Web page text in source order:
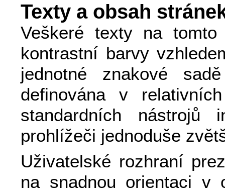
Texty a obsah
Veškeré texty na
kontrastní barvy
jednotné znakové
definována v
standardních nástrojů
prohlížeči jednoduše
Uživatelské rozhraní
na snadnou orientaci v